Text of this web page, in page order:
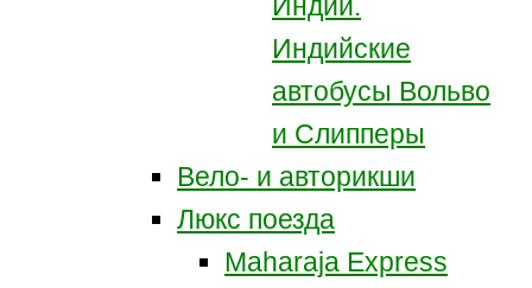
Индийские
автобусы Вольво
и Слипперы
Вело- и авторикши
Люкс поезда
Maharaja Express